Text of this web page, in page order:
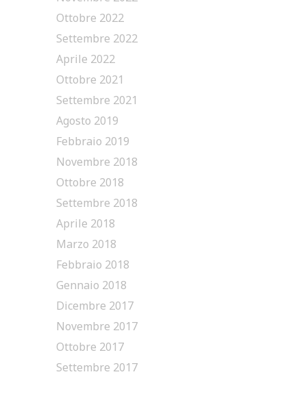
Ottobre 2022
Settembre 2022
Aprile 2022
Ottobre 2021
Settembre 2021
Agosto 2019
Febbraio 2019
Novembre 2018
Ottobre 2018
Settembre 2018
Aprile 2018
Marzo 2018
Febbraio 2018
Gennaio 2018
Dicembre 2017
Novembre 2017
Ottobre 2017
Settembre 2017